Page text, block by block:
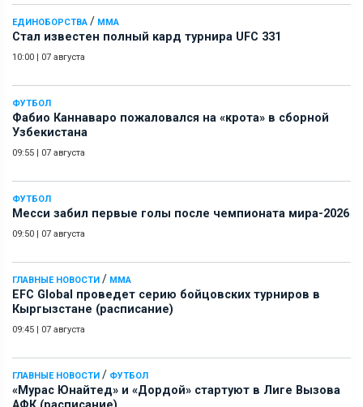
ЕДИНОБОРСТВА / ММА
Стал известен полный кард турнира UFC 331
10:00 | 07 августа
ФУТБОЛ
Фабио Каннаваро пожаловался на «крота» в сборной
Узбекистана
09:55 | 07 августа
ФУТБОЛ
Месси забил первые голы после чемпионата мира-2026
09:50 | 07 августа
ГЛАВНЫЕ НОВОСТИ / ММА
EFC Global проведет серию бойцовских турниров в
Кыргызстане (расписание)
09:45 | 07 августа
ГЛАВНЫЕ НОВОСТИ / ФУТБОЛ
«Мурас Юнайтед» и «Дордой» стартуют в Лиге Вызова